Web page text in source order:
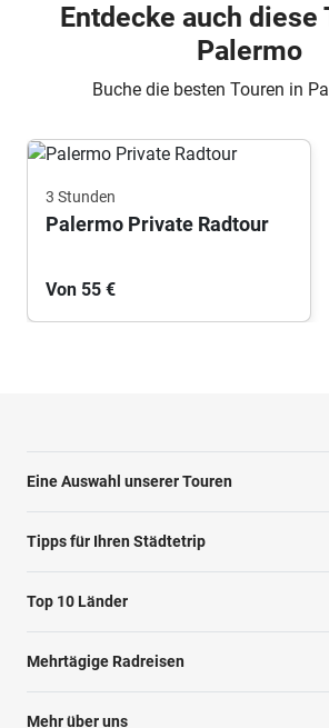
Entdecke auch diese
Palermo
Buche die besten Touren in
3 Stunden
Palermo Private Radtour
Von 55 €